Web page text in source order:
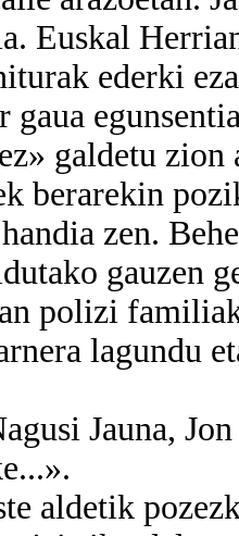
Euskal
ederki
gaua
galdetu zion
pozik
zen.
gauzen
polizi
lagundu
Jauna, Jon